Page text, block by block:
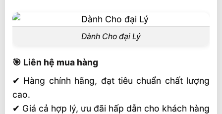
Dành Cho đại Lý
🎯 Liên hệ mua hàng
✔ Hàng chính hãng, đạt tiêu chuẩn chất lượng
cao.
✔ Giá cả hợp lý, ưu đãi hấp dẫn cho khách hàng